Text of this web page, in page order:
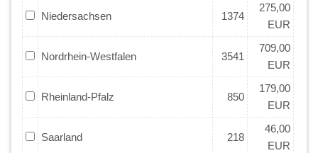
Niedersachsen 1374
275,00
EUR
Nordrhein-Westfalen 3541
709,00
EUR
Rheinland-Pfalz 850
179,00
EUR
Saarland 218
46,00
EUR